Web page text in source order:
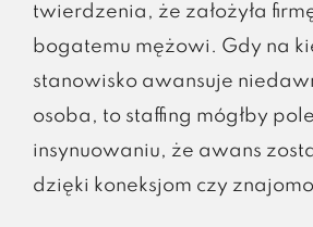
twierdzenia, że założyła
bogatemu mężowi. Gdy na
stanowisko awansuje
osoba, to staffing mógłby
insynuowaniu, że awans
dzięki koneksjom czy